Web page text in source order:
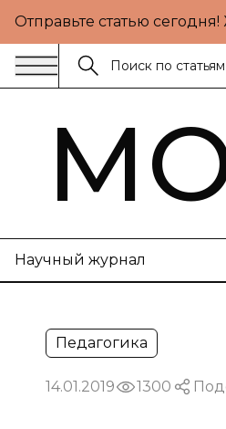
Отправьте статью
Научный журнал
Педагогика
14.01.2019 1300